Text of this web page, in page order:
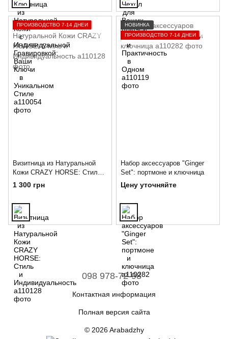
ПРОИЗВОДСТВО 7-14 ДНЕЙ
Визитница из Натуральной
Кожи CRAZY HORSE: Стиль и
Индивидуальность
1 300 грн
НОВИНКА
ПРОИЗВОДСТВО 7-14 ДНЕЙ
Набор аксессуаров "Ginger
Set": портмоне и ключница
Цену уточняйте
098 978-72-98
Контактная информация
Полная версия сайта
© 2026 Arabadzhy